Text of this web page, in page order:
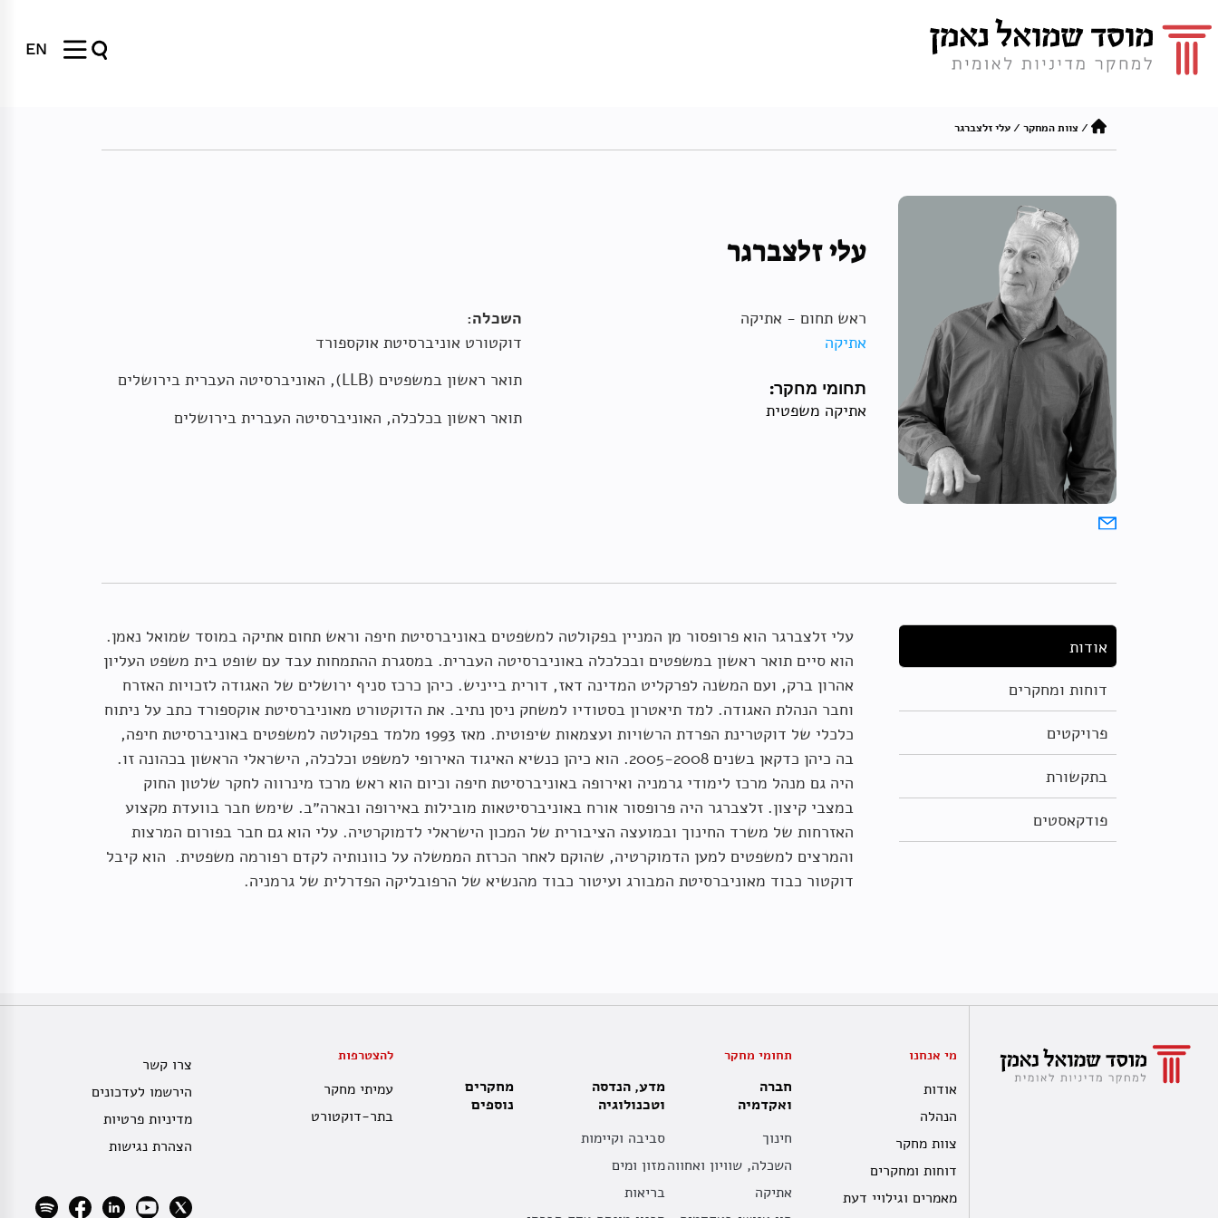
EN
/צוות המחקר /עלי זלצברגר
עלי זלצברגר
ראש תחום - אתיקה
אתיקה
תחומי מחקר:
אתיקה משפטית
השכלה:
דוקטורט אוניברסיטת אוקספורד
תואר ראשון במשפטים (LLB), האוניברסיטה העברית בירושלים
תואר ראשון בכלכלה, האוניברסיטה העברית בירושלים
אודות
עלי זלצברגר הוא פרופסור מן המניין בפקולטה למשפטים באוניברסיטת חיפה וראש תחום אתיקה במוסד שמואל נאמן.
הוא סיים תואר ראשון במשפטים ובכלכלה באוניברסיטה העברית. במסגרת ההתמחות עבד עם שופט בית משפט העליון
אהרון ברק, ועם המשנה לפרקליט המדינה דאז, דורית בייניש. כיהן כרכז סניף ירושלים של האגודה לזכויות האזרח
וחבר הנהלת האגודה. למד תיאטרון בסטודיו למשחק ניסן נתיב. את הדוקטורט מאוניברסיטת אוקספורד כתב על ניתוח
כלכלי של דוקטרינת הפרדת הרשויות ועצמאות שיפוטית. מאז 1993 מלמד בפקולטה למשפטים באוניברסיטת חיפה,
בה כיהן כדקאן בשנים 2005-2008. הוא כיהן כנשיא האיגוד האירופי למשפט וכלכלה, הישראלי הראשון בכהונה זו.
היה גם מנהל מרכז לימודי גרמניה ואירופה באוניברסיטת חיפה וכיום הוא ראש מרכז מינרווה לחקר שלטון החוק
במצבי קיצון. זלצברגר היה פרופסור אורח באוניברסיטאות מובילות באירופה ובארה״ב. שימש חבר בוועדת מקצוע
האזרחות של משרד החינוך ובמועצה הציבורית של המכון הישראלי לדמוקרטיה. עלי הוא גם חבר בפורום המרצות
והמרצים למשפטים למען הדמוקרטיה, שהוקם לאחר הכרזת הממשלה על כוונותיה לקדם רפורמה משפטית. הוא קיבל
דוקטור כבוד מאוניברסיטת המבורג ועיטור כבוד מהנשיא של הרפובליקה הפדרלית של גרמניה.
דוחות ומחקרים
דצמבר 2025
סיכום פאנל בנושא דילמת השימוש
הכפול: אתיקה ואחריות במחקר
ופיתוח בישראל
עלי זלצברגר , אביגיל פרדמן,רינת קליין
ישראל ב 2030, דמוקרטיה
ליברלית, דמוקרטיה פופוליסטית או
אוטוקרטיה? סיכום 'שולחן עגול'
פרויקטים
פאנל בנושא דילמת השימוש
הכפול: אתיקה ואחריות במחקר
ופיתוח בישראל
עלי זלצברגר, אביגיל פרדמן,רינת קליין
בתקשורת
מרץ 2025
אתיקה אקדמית במבחן המציאות
– תובנות מכנס מוסד שמואל נאמן
עלי זלצברגר,רינת קליין פודקאסטים
ינואר 1970
דמוקרטיה כתשתית חיונית בזמן
מלחמה
עלי זלצברגר
מי אנחנו
אודות
הנהלה
צוות מחקר
דוחות ומחקרים
מאמרים וגילויי דעת
תחומי מחקר
חברה
ואקדמיה
חינוך
השכלה, שוויון ואחווה
אתיקה
מדע, הנדסה
וטכנולוגיה
סביבה וקיימות
מזון ומים
בריאות
מחקרים
נוספים
להצטרפות
עמיתי מחקר
בתר-דוקטורט
צרו קשר
הירשמו לעדכונים
מדיניות פרטיות
הצהרת נגישות